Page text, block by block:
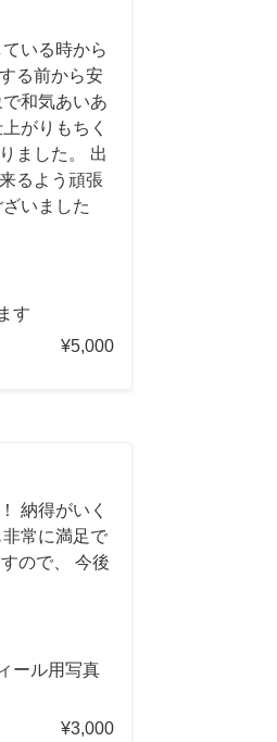
いる時から
る前から安
和気あいあ
がりもちく
ました。 出
るよう頑張
いました
す
¥5,000
納得がいく
常に満足で
ので、 今後
ール用写真
¥3,000